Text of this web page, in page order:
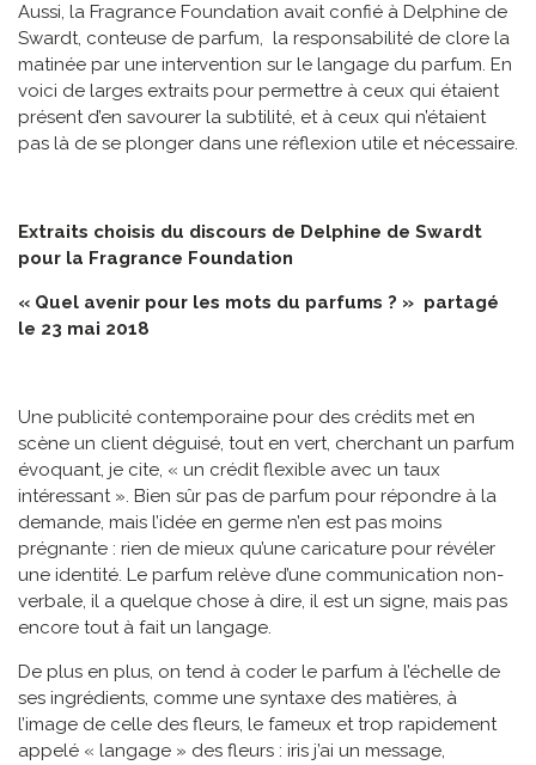
Aussi, la Fragrance Foundation avait confié à Delphine de
Swardt, conteuse de parfum, la responsabilité de clore la
matinée par une intervention sur le langage du parfum. En
voici de larges extraits pour permettre à ceux qui étaient
présent d’en savourer la subtilité, et à ceux qui n’étaient
pas là de se plonger dans une réflexion utile et nécessaire.
Extraits choisis du discours de Delphine de Swardt
pour la Fragrance Foundation
« Quel avenir pour les mots du parfums ? » partagé
le 23 mai 2018
Une publicité contemporaine pour des crédits met en
scène un client déguisé, tout en vert, cherchant un parfum
évoquant, je cite, « un crédit flexible avec un taux
intéressant ». Bien sûr pas de parfum pour répondre à la
demande, mais l’idée en germe n’en est pas moins
prégnante : rien de mieux qu’une caricature pour révéler
une identité. Le parfum relève d’une communication non-
verbale, il a quelque chose à dire, il est un signe, mais pas
encore tout à fait un langage.
De plus en plus, on tend à coder le parfum à l’échelle de
ses ingrédients, comme une syntaxe des matières, à
l’image de celle des fleurs, le fameux et trop rapidement
appelé « langage » des fleurs : iris j’ai un message,